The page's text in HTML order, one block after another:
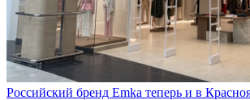
Российский бренд Emka теперь и в